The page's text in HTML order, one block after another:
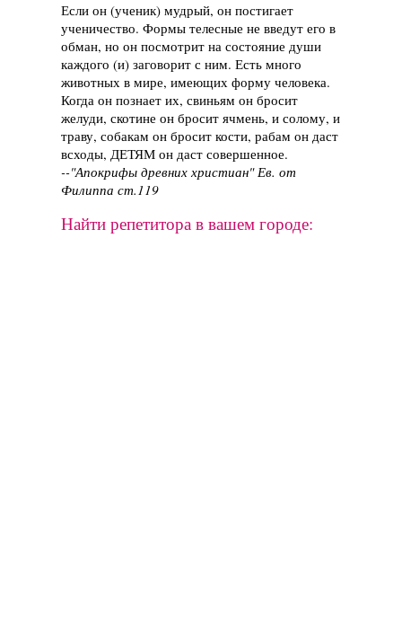
Если он (ученик) мудрый, он постигает
ученичество. Формы телесные не введут его в
обман, но он посмотрит на состояние души
каждого (и) заговорит с ним. Есть много
животных в мире, имеющих форму человека.
Когда он познает их, свиньям он бросит
желуди, скотине он бросит ячмень, и солому, и
траву, собакам он бросит кости, рабам он даст
всходы, ДЕТЯМ он даст совершенное.
--"Апокрифы древних христиан" Ев. от
Филиппа ст.119
Найти репетитора в вашем городе: